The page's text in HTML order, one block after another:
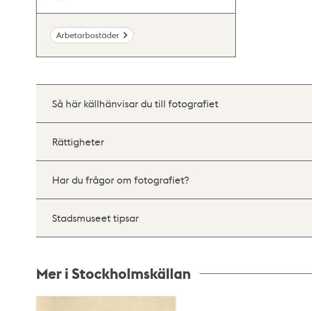
Arbetarbostäder
Så här källhänvisar du till fotografiet
Rättigheter
Har du frågor om fotografiet?
Stadsmuseet tipsar
Mer i Stockholmskällan